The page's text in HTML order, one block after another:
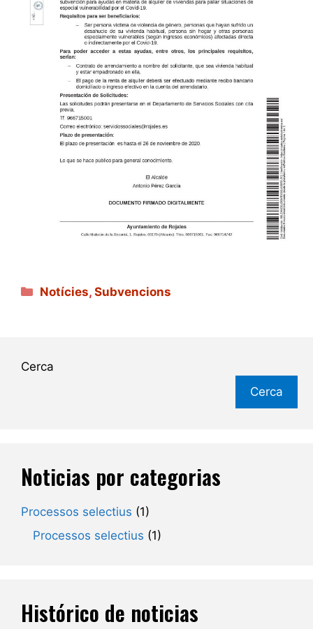
Categories
Notícies,Subvencions
Cerca
Cerca
Noticias por categorias
Processos selectius (1)
Processos selectius (1)
Histórico de noticias